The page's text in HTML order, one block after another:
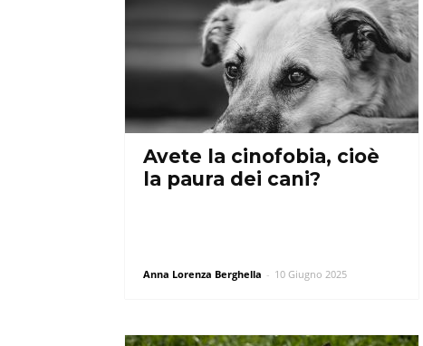
Avete la cinofobia, cioè
la paura dei cani?
Anna Lorenza Berghella - 10 Giugno 2025